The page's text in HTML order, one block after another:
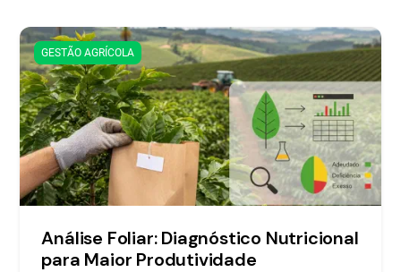
GESTÃO AGRÍCOLA
Análise Foliar: Diagnóstico Nutricional
para Maior Produtividade